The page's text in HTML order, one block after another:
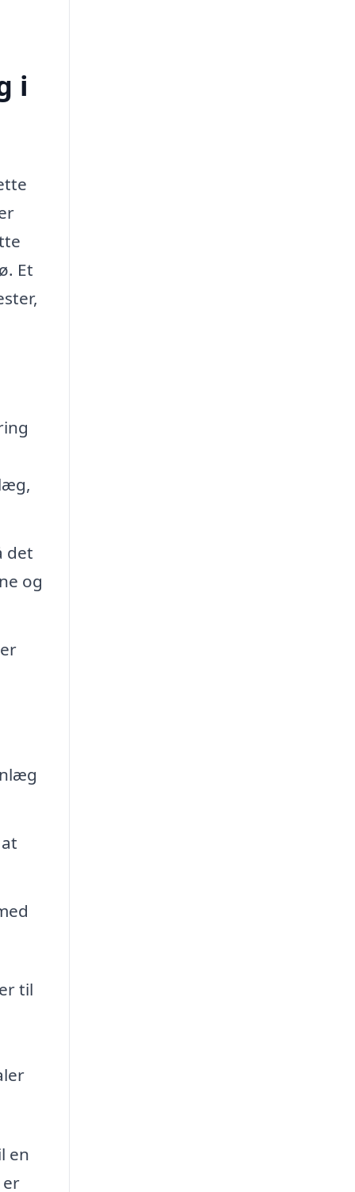
i
Et
det
og
til
en